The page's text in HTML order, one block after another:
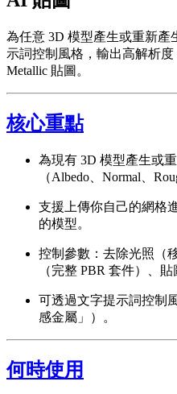
為任意 3D 模型產生或重新
示詞控制風格，輸出高解析度
Metallic 貼圖。
核心重點
為現有 3D 模型產生或
（Albedo、Normal、
支援上傳你自己的網格
的模型。
控制參數：去除光照（
（完整 PBR 套件）、
可透過文字提示詞控制
感金屬」）。
何時使用